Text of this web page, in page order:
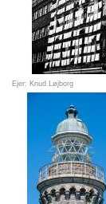
Ejer: Knud Løjborg